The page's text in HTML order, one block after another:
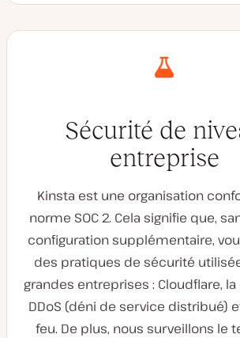
Sécurité de
entreprise
Kinsta est une organisation
norme SOC 2. Cela signifie que,
configuration supplémentaire,
des pratiques de sécurité
grandes entreprises : Cloudflare,
DDoS (déni de service distribué)
feu. De plus, nous surveillons le